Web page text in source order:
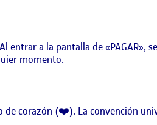
entrar a la pantalla de «PAGAR»,
momento.
de corazón (❤️). La convención